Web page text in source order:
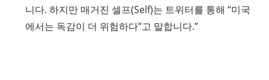
니다. 하지만 매거진 셀프(Self)는 트위터를 통해 “미국
에서는 독감이 더 위험하다”고 말합니다.”